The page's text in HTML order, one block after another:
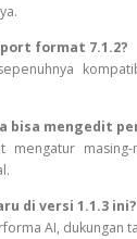
format 7.1.2?
bisa mengedit
mengatur masing-
di versi 1.1.3 ini?
AI, dukungan